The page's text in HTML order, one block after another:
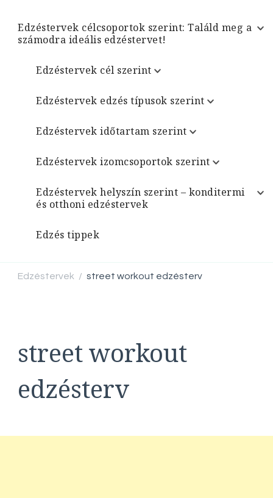
Edzéstervek célcsoportok szerint: Találd meg a
számodra ideális edzéstervet!
Edzéstervek cél szerint
Edzéstervek edzés típusok szerint
Edzéstervek időtartam szerint
Edzéstervek izomcsoportok szerint
Edzéstervek helyszín szerint – konditermi
és otthoni edzéstervek
Edzés tippek
Edzéstervek / street workout edzésterv
street workout
edzésterv